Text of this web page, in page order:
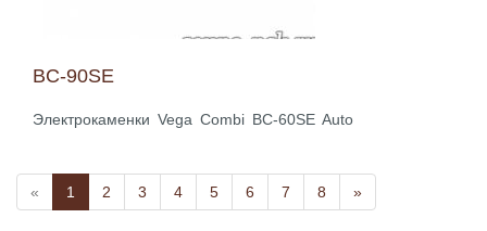
BC-90SE
Электрокаменки Vega Combi BC-60SE Auto
« 1 2 3 4 5 6 7 8 »